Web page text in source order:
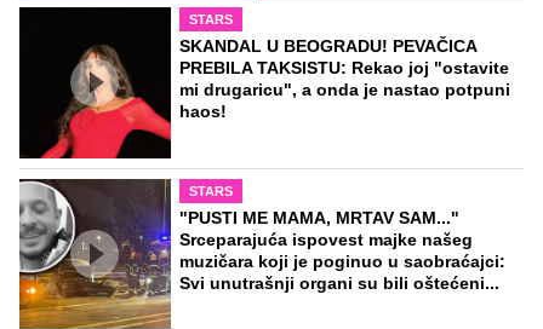
STARS
SKANDAL U BEOGRADU! PEVAČICA
PREBILA TAKSISTU: Rekao joj "ostavite
mi drugaricu", a onda je nastao potpuni
haos!
STARS
"PUSTI ME MAMA, MRTAV SAM..."
Srceparajuća ispovest majke našeg
muzičara koji je poginuo u saobraćajci:
Svi unutrašnji organi su bili oštećeni...